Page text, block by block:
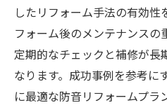
したリフォーム手法の有効性
フォーム後のメンテナンスの
定期的なチェックと補修が長
なります。成功事例を参考に
に最適な防音リフォームプ